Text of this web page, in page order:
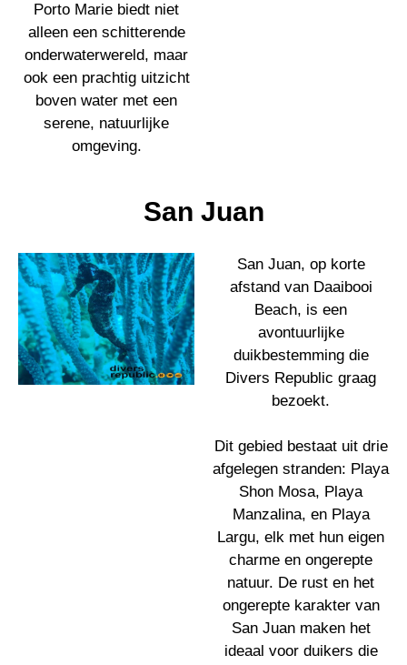
Porto Marie biedt niet
alleen een schitterende
onderwaterwereld, maar
ook een prachtig uitzicht
boven water met een
serene, natuurlijke
omgeving.
San Juan
San Juan, op korte
afstand van Daaibooi
Beach, is een
avontuurlijke
duikbestemming die
Divers Republic graag
bezoekt.
Dit gebied bestaat uit drie
afgelegen stranden: Playa
Shon Mosa, Playa
Manzalina, en Playa
Largu, elk met hun eigen
charme en ongerepte
natuur. De rust en het
ongerepte karakter van
San Juan maken het
ideaal voor duikers die